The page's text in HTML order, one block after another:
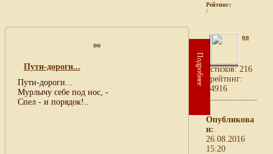
Рейтинг:
/
oo
Пути-дороги...
Пути-дороги...
Мурлычу себе под нос, -
Спел - и порядок!..
Подробнее
oo
cтихов: 216
рейтинг:
4916
Опубликова
н:
26.08.2016
15:20